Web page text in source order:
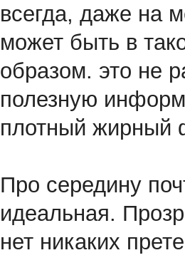
всегда, даже на
может быть в
образом. это не
полезную
плотный жирный
Про середину
идеальная.
нет никаких